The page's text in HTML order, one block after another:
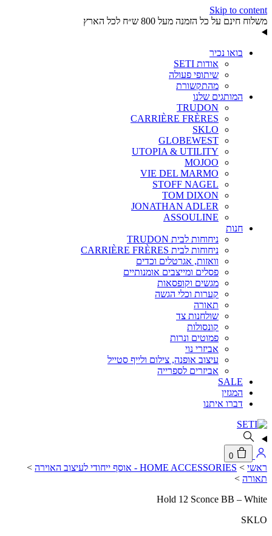
Skip to content
משלוח חינם על כל הזמנה מעל 800 ש״ח לכל הארץ
בואו נכיר
אודות SETI
שיתופי פעולה
מהתקשורת
המותגים שלנו
TRUDON
CARRIÈRE FRÈRES
SKLO
GLOBEWEST
UTOPIA & UTILITY
MOJOO
VIE DEL MARMO
STOFF NAGEL
TOM DIXON
JONATHAN ADLER
ASSOULINE
חנות
ניחוחות לבית TRUDON
ניחוחות לבית CARRIÈRE FRÈRES
וואזות, אגרטלים וכדים
פסלים ומייצבים אומנותיים
מגשים וקופסאות
קערות וכלי הגשה
תאורה
שולחנות צד
קונסולות
פמוטים ונרות
אביזרי נוי
עיצוב אופנה, צילום ולייף סטייל
אביזרים לספרייה
SALE
המגזין
דברו איתנו
0
ראשי > HOME ACCESSORIES - אוסף ייחודי לעיצוב האוירה
>
תאורה >
Hold 12 Sconce BB – White
SKLO